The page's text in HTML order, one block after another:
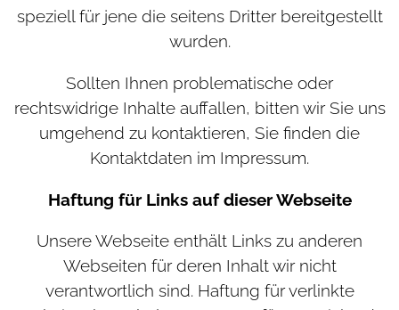
speziell für jene die seitens Dritter bereitgestellt
wurden.
Sollten Ihnen problematische oder
rechtswidrige Inhalte auffallen, bitten wir Sie uns
umgehend zu kontaktieren, Sie finden die
Kontaktdaten im Impressum.
Haftung für Links auf dieser Webseite
Unsere Webseite enthält Links zu anderen
Webseiten für deren Inhalt wir nicht
verantwortlich sind. Haftung für verlinkte